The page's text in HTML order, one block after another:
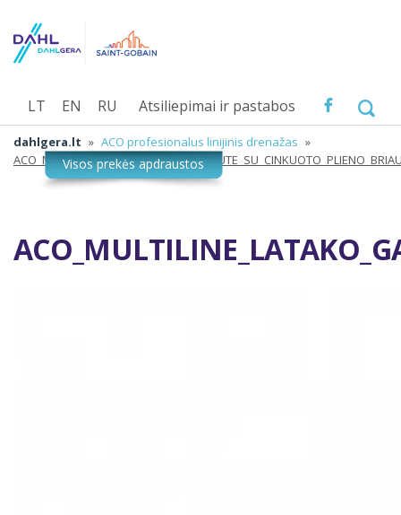
Atsiliepimai ir pastabos
LT EN RU
dahlgera.lt » ACO profesionalus linijinis drenažas »